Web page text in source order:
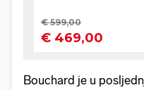
Bouchard je u